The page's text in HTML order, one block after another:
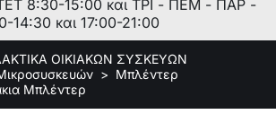
8:30-15:00 και ΤΡΙ - ΠΕΜ - ΠΑΡ -
14:30 και 17:00-21:00
ΟΙΚΙΑΚΩΝ ΣΥΣΚΕΥΩΝ
Μπλέντερ
Μπλέντερ